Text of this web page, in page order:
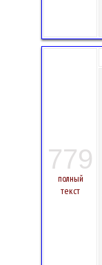
779
полный
текст